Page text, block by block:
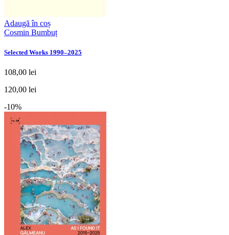
Adaugă în coș
Cosmin Bumbuț
Selected Works 1990–2025
108,00 lei
120,00 lei
-10%